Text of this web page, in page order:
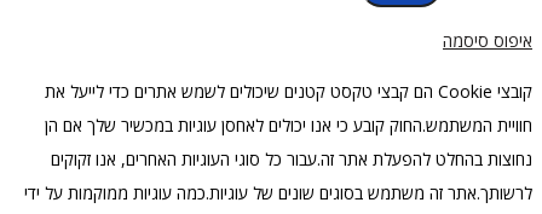
איפוס סיסמה
קובצי Cookie הם קבצי טקסט קטנים שיכולים לשמש אתרים כדי לייעל את
חוויית המשתמש.החוק קובע כי אנו יכולים לאחסן עוגיות במכשיר שלך אם הן
נחוצות בהחלט להפעלת אתר זה.עבור כל סוגי העוגיות האחרים, אנו זקוקים
לרשותך.אתר זה משתמש בסוגים שונים של עוגיות.כמה עוגיות ממוקמות על ידי